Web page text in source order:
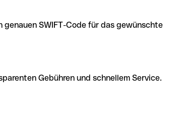
SWIFT-Code für das gewünschte
Gebühren und schnellem Service.